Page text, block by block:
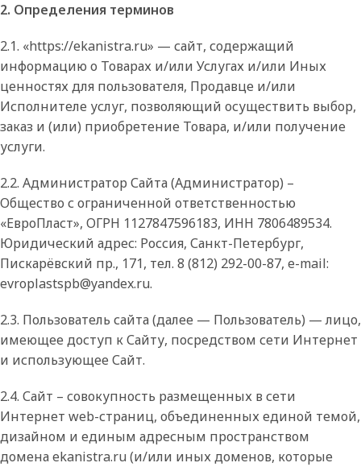
2. Определения терминов
2.1. «https://ekanistra.ru» — сайт, содержащий
информацию о Товарах и/или Услугах и/или Иных
ценностях для пользователя, Продавце и/или
Исполнителе услуг, позволяющий осуществить выбор,
заказ и (или) приобретение Товара, и/или получение
услуги.
2.2. Администратор Сайта (Администратор) –
Общество с ограниченной ответственностью
«ЕвроПласт», ОГРН 1127847596183, ИНН 7806489534.
Юридический адрес: Россия, Санкт-Петербург,
Пискарёвский пр., 171, тел. 8 (812) 292-00-87, e-mail:
evroplastspb@yandex.ru.
2.3. Пользователь сайта (далее — Пользователь) — лицо,
имеющее доступ к Сайту, посредством сети Интернет
и использующее Сайт.
2.4. Сайт – совокупность размещенных в сети
Интернет web-страниц, объединенных единой темой,
дизайном и единым адресным пространством
домена ekanistra.ru (и/или иных доменов, которые